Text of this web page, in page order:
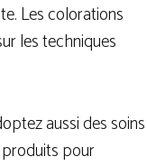
Les colorations
les techniques
aussi des soins
produits pour